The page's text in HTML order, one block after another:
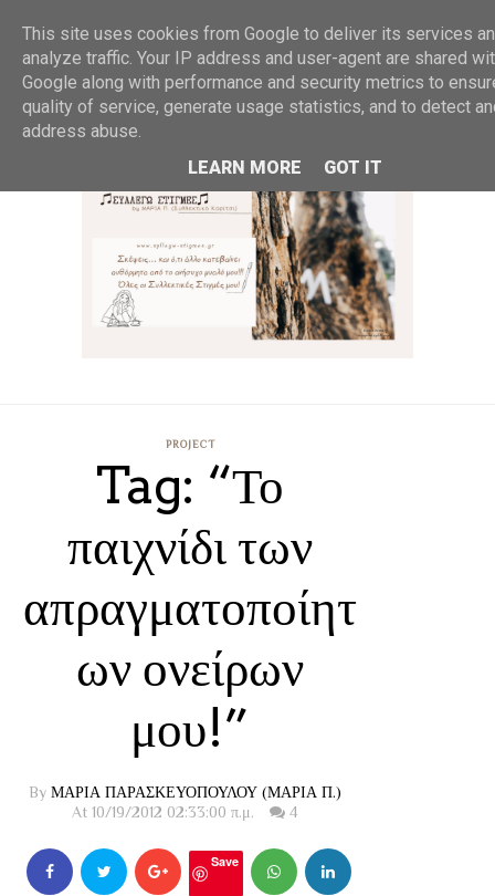
MENU
PROJECT
Tag: “Το
παιχνίδι των
απραγματοποίητ
ων ονείρων
μου!”
By ΜΑΡΙΑ ΠΑΡΑΣΚΕΥΟΠΟΥΛΟΥ (ΜΑΡΙΑ Π.)
At 10/19/2012 02:33:00 π.μ.
4
Save
This site uses cookies from Google to deliver its services
analyze traffic. Your IP address and user-agent are shared
Google along with performance and security metrics to
quality of service, generate usage statistics, and to detect
address abuse.
LEARN MORE
GOT IT